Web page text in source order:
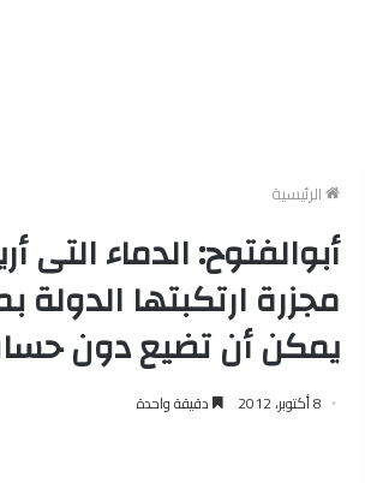
الرئيسية
أبوالفتوح: الدماء
مجزرة ارتكبتها الدولة
يمكن أن تضيع دون
8 أكتوبر، 2012 دقيقة واحدة